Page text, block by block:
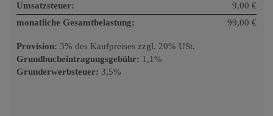
Umsatzsteuer:
9,00 €
monatliche Gesamtbelastung:
99,00 €
Provision: 3% des Kaufpreises zzgl. 20% USt.
Grundbucheintragungsgebühr: 1,1%
Grunderwerbsteuer: 3,5%